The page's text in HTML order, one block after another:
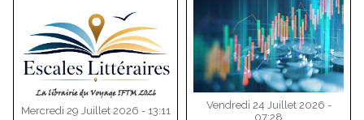
Mercredi 29 Juillet 2026 - 13:11
Vendredi 24 Juillet 2026 -
07:28